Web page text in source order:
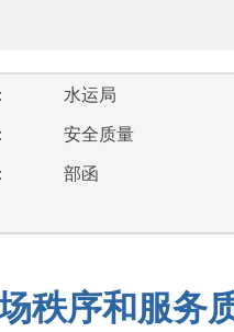
水运局
安全质量
部函
秩序和服务